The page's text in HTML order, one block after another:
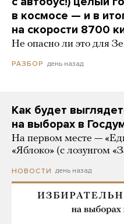
в космосе — и в
на скорости 8700
Не опасно ли это для
РАЗБОР день назад
Как будет
на выборах в
На первом месте —
«Яблоко» (с лозунгом
НОВОСТИ день назад